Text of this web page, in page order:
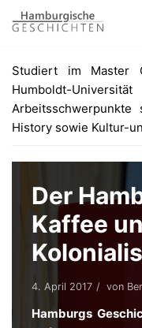
Zum
Inhalt
Studiert im Master
Humboldt-
History sowie Kultur-
Der
Kaffee
4. April 2017 von
Hamburgs